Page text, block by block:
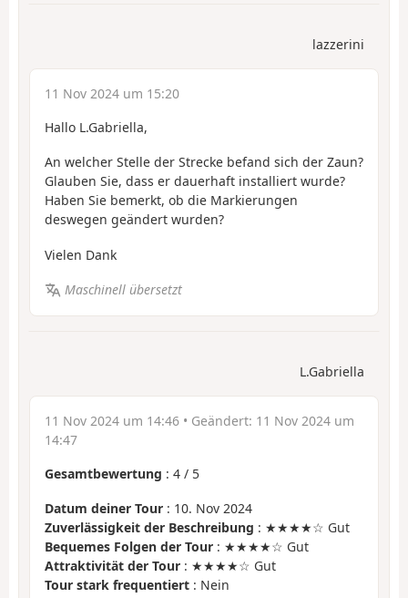
lazzerini
11 Nov 2024 um 15:20
Hallo L.Gabriella,
An welcher Stelle der Strecke befand sich der Zaun?
Glauben Sie, dass er dauerhaft installiert wurde?
Haben Sie bemerkt, ob die Markierungen
deswegen geändert wurden?
Vielen Dank
Maschinell übersetzt
L.Gabriella
11 Nov 2024 um 14:46 • Geändert: 11 Nov 2024 um
14:47
Gesamtbewertung : 4 / 5
Datum deiner Tour : 10. Nov 2024
Zuverlässigkeit der Beschreibung : ★★★★☆ Gut
Bequemes Folgen der Tour : ★★★★☆ Gut
Attraktivität der Tour : ★★★★☆ Gut
Tour stark frequentiert : Nein